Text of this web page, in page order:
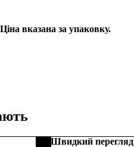
Ціна вказана за упаковку.
Швидкий перегляд